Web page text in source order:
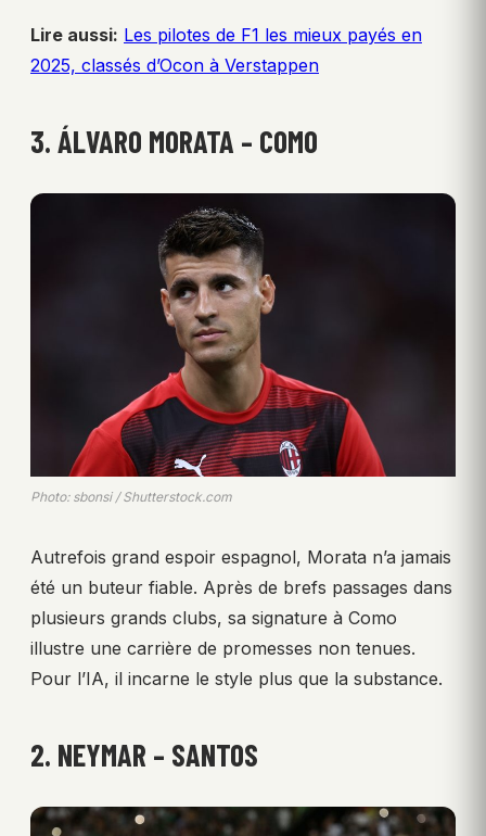
Lire aussi: Les pilotes de F1 les mieux payés en
2025, classés d’Ocon à Verstappen
3. ÁLVARO MORATA – COMO
Photo: sbonsi / Shutterstock.com
Autrefois grand espoir espagnol, Morata n’a jamais
été un buteur fiable. Après de brefs passages dans
plusieurs grands clubs, sa signature à Como
illustre une carrière de promesses non tenues.
Pour l’IA, il incarne le style plus que la substance.
2. NEYMAR – SANTOS